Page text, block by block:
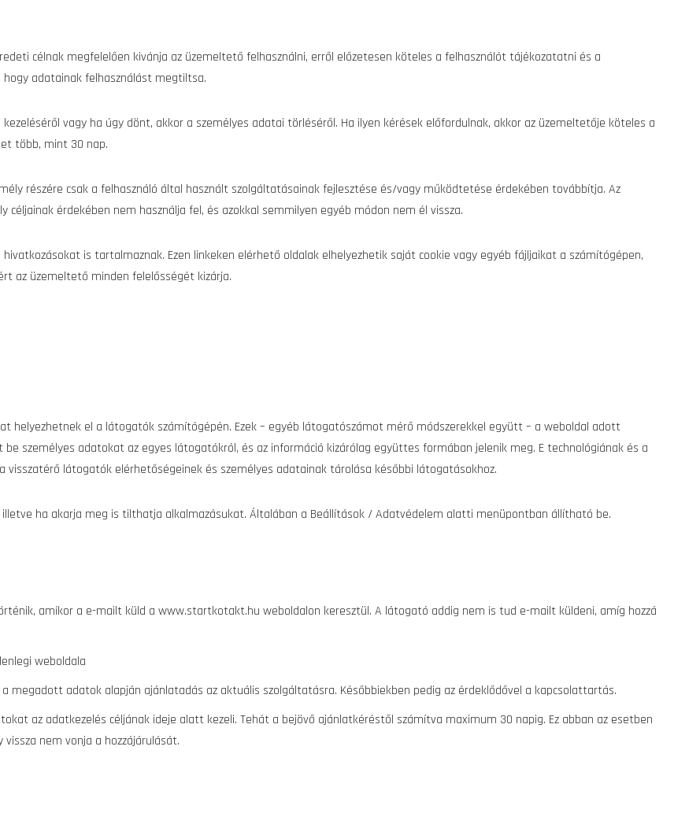
célnak megfelelően kivánja az üzemeltető felhasználni, erről előzetesen köteles a felhasználót tájékozatatni és a
adatainak felhasználást megtiltsa.
vagy ha úgy dönt, akkor a személyes adatai törléséről. Ha ilyen kérések előfordulnak, akkor az üzemeltetője köteles a
több, mint 30 nap.
részére csak a felhasználó által használt szolgáltatásainak fejlesztése és/vagy működtetése érdekében továbbítja. Az
érdekében nem használja fel, és azokkal semmilyen egyéb módon nem él vissza.
is tartalmaznak. Ezen linkeken elérhető oldalak elhelyezhetik saját cookie vagy egyéb fájljaikat a számítógépen,
az üzemeltető minden felelősségét kizárja.
helyezhetnek el a látogatók számítógépén. Ezek – egyéb látogatószámot mérő módszerekkel együtt – a weboldal adott
személyes adatokat az egyes látogatókról, és az információ kizárólag együttes formában jelenik meg. E technológiának és a
látogatók elérhetőségeinek és személyes adatainak tárolása későbbi látogatásokhoz.
ha akarja meg is tilthatja alkalmazásukat. Általában a Beállítások / Adatvédelem alatti menüpontban állítható be.
amikor a e-mailt küld a www.startkotakt.hu weboldalon keresztül. A látogató addig nem is tud e-mailt küldeni, amíg hozzá
weboldala
megadott adatok alapján ajánlatadás az aktuális szolgáltatásra. Későbbiekben pedig az érdeklődővel a kapcsolattartás.
az adatkezelés céljának ideje alatt kezeli. Tehát a bejövő ajánlatkéréstől számítva maximum 30 napig. Ez abban az esetben
nem vonja a hozzájárulását.